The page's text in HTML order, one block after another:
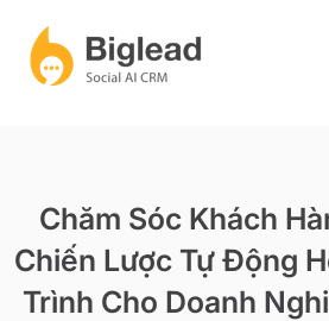
Chăm Sóc Khách
Chiến Lược Tự Động
Trình Cho Doanh